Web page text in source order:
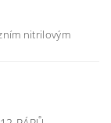
nitrilovým